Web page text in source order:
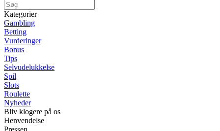
Kategorier
Gambling
Betting
Vurderinger
Bonus
Tips
Selvudelukkelse
Spil
Slots
Roulette
Nyheder
Bliv klogere på os
Henvendelse
Pressen